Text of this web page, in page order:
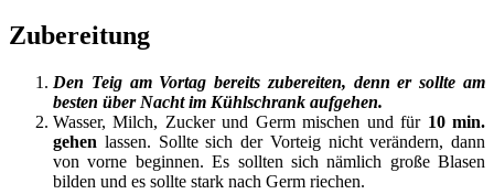
Zubereitung
Den Teig am Vortag bereits zubereiten, denn er sollte am
besten über Nacht im Kühlschrank aufgehen.
Wasser, Milch, Zucker und Germ mischen und für 10 min.
gehen lassen. Sollte sich der Vorteig nicht verändern, dann
von vorne beginnen. Es sollten sich nämlich große Blasen
bilden und es sollte stark nach Germ riechen.